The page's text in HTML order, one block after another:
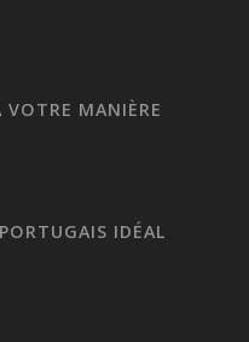
VOTRE MANIÈRE
IDÉAL